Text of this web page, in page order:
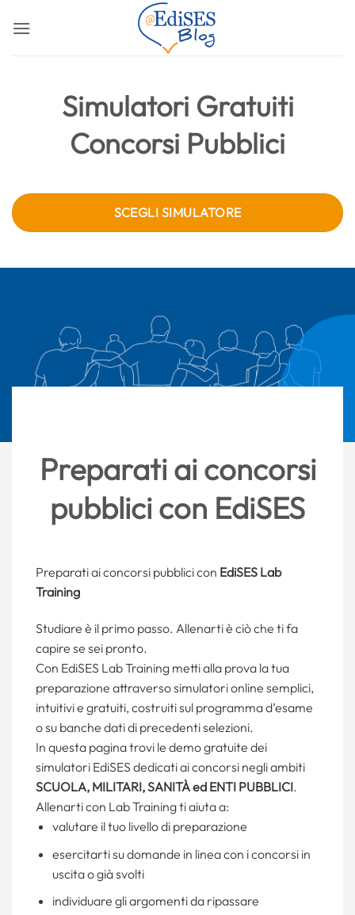
Simulatori Gratuiti
Concorsi Pubblici
SCEGLI SIMULATORE
Preparati ai concorsi
pubblici con EdiSES
Preparati ai concorsi pubblici con EdiSES Lab
Training
Studiare è il primo passo. Allenarti è ciò che ti fa
capire se sei pronto.
Con EdiSES Lab Training metti alla prova la tua
preparazione attraverso simulatori online semplici,
intuitivi e gratuiti, costruiti sul programma d’esame
o su banche dati di precedenti selezioni.
In questa pagina trovi le demo gratuite dei
simulatori EdiSES dedicati ai concorsi negli ambiti
SCUOLA, MILITARI, SANITÀ ed ENTI PUBBLICI.
Allenarti con Lab Training ti aiuta a:
valutare il tuo livello di preparazione
esercitarti su domande in linea con i concorsi in
uscita o già svolti
individuare gli argomenti da ripassare